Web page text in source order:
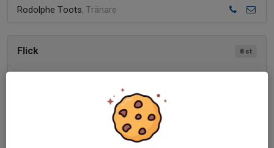
Rodolphe Toots, Tränare
8 st
Flick
, Tränare (Åldersgruppsansvarig)
, Åldersgruppsansvarig/Tränare